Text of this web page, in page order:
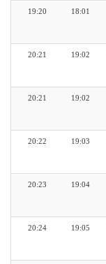
18:01
19:20
19:02
20:21
19:02
20:21
19:03
20:22
19:04
20:23
19:05
20:24